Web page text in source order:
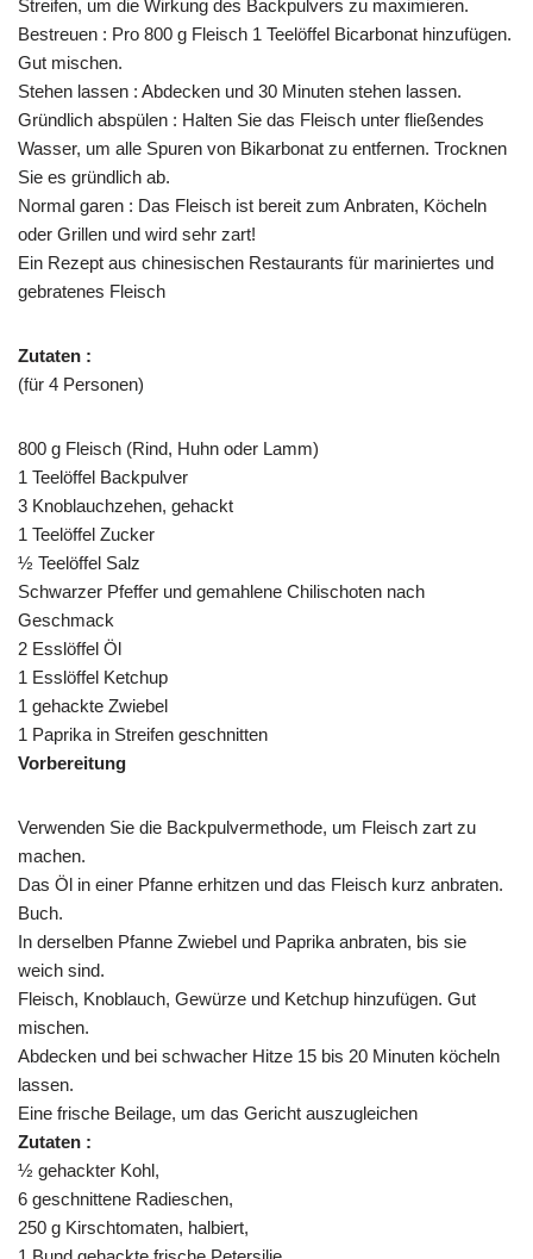
Streifen, um die Wirkung des Backpulvers zu maximieren.
Bestreuen : Pro 800 g Fleisch 1 Teelöffel Bicarbonat hinzufügen.
Gut mischen.
Stehen lassen : Abdecken und 30 Minuten stehen lassen.
Gründlich abspülen : Halten Sie das Fleisch unter fließendes
Wasser, um alle Spuren von Bikarbonat zu entfernen. Trocknen
Sie es gründlich ab.
Normal garen : Das Fleisch ist bereit zum Anbraten, Köcheln
oder Grillen und wird sehr zart!
Ein Rezept aus chinesischen Restaurants für mariniertes und
gebratenes Fleisch
Zutaten :
(für 4 Personen)
800 g Fleisch (Rind, Huhn oder Lamm)
1 Teelöffel Backpulver
3 Knoblauchzehen, gehackt
1 Teelöffel Zucker
½ Teelöffel Salz
Schwarzer Pfeffer und gemahlene Chilischoten nach
Geschmack
2 Esslöffel Öl
1 Esslöffel Ketchup
1 gehackte Zwiebel
1 Paprika in Streifen geschnitten
Vorbereitung
Verwenden Sie die Backpulvermethode, um Fleisch zart zu
machen.
Das Öl in einer Pfanne erhitzen und das Fleisch kurz anbraten.
Buch.
In derselben Pfanne Zwiebel und Paprika anbraten, bis sie
weich sind.
Fleisch, Knoblauch, Gewürze und Ketchup hinzufügen. Gut
mischen.
Abdecken und bei schwacher Hitze 15 bis 20 Minuten köcheln
lassen.
Eine frische Beilage, um das Gericht auszugleichen
Zutaten :
½ gehackter Kohl,
6 geschnittene Radieschen,
250 g Kirschtomaten, halbiert,